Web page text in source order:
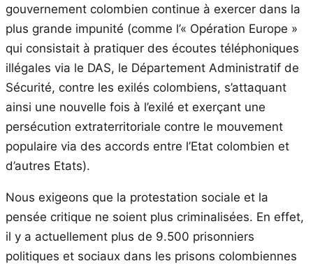
gouvernement colombien continue à exercer dans la
plus grande impunité (comme l’« Opération Europe »
qui consistait à pratiquer des écoutes téléphoniques
illégales via le DAS, le Département Administratif de
Sécurité, contre les exilés colombiens, s’attaquant
ainsi une nouvelle fois à l’exilé et exerçant une
persécution extraterritoriale contre le mouvement
populaire via des accords entre l’Etat colombien et
d’autres Etats).
Nous exigeons que la protestation sociale et la
pensée critique ne soient plus criminalisées. En effet,
il y a actuellement plus de 9.500 prisonniers
politiques et sociaux dans les prisons colombiennes